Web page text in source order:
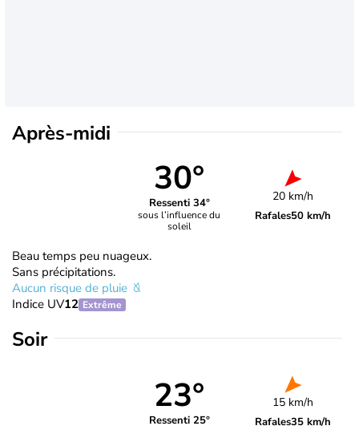
Après-midi
30°
Ressenti 34°
sous l’influence du
soleil
20 km/h
Rafales50 km/h
Beau temps peu nuageux.
Sans précipitations.
Aucun risque de pluie
Indice UV12 Extrême
Soir
23°
Ressenti 25°
15 km/h
Rafales35 km/h